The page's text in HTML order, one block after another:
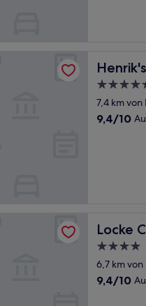
Henrik's
4.5-
Sterne-
7,4 km
9.4
9,4/10
Locke
Locke
4.0-
Sterne-
6,7 km
9.4
9,4/10